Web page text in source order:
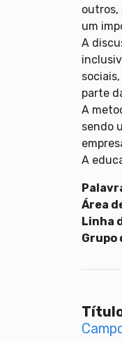
outros,
um
A
parte
A
sendo
A
Área
Linha
Grupo